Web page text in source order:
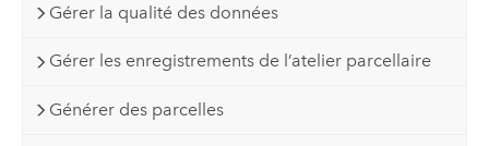
Gérer la qualité des données
Gérer les enregistrements de l’atelier parcellaire
Générer des parcelles